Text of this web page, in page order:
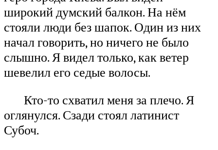
широкий думский балкон. На нём
стояли люди без шапок. Один из них
начал говорить, но ничего не было
слышно. Я видел только, как ветер
шевелил его седые волосы.
Кто-то схватил меня за плечо. Я
оглянулся. Сзади стоял латинист
Субоч.